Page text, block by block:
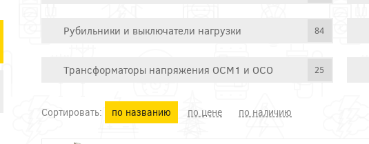
Рубильники и выключатели нагрузки 84
Трансформаторы напряжения ОСМ1 и ОСО 25
Сортировать: по названию по цене по наличию